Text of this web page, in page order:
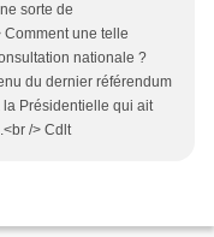
sorte de
une telle
nationale ?
du dernier référendum
la Présidentielle qui ait
/> Cdlt